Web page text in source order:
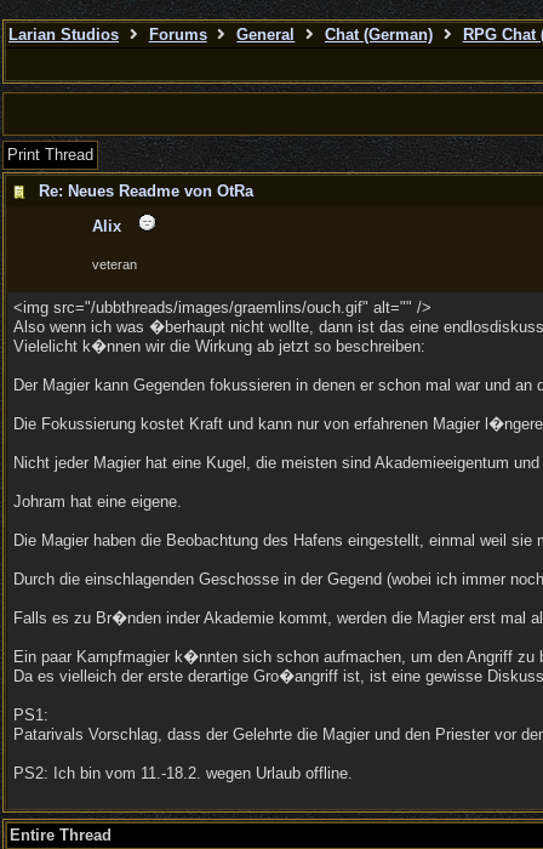
Larian Studios Forums General Chat (German) RPG Chat
Print Thread
Re: Neues Readme von OtRa
Alix
veteran
<img src="/ubbthreads/images/graemlins/ouch.gif" alt="" />
Also wenn ich was �berhaupt nicht wollte, dann ist das eine
Vielelicht k�nnen wir die Wirkung ab jetzt so beschreiben:
Der Magier kann Gegenden fokussieren in denen er schon mal war und
Die Fokussierung kostet Kraft und kann nur von erfahrenen Magier
Nicht jeder Magier hat eine Kugel, die meisten sind Akademieeigentum
Johram hat eine eigene.
Die Magier haben die Beobachtung des Hafens eingestellt, einmal weil
Durch die einschlagenden Geschosse in der Gegend (wobei ich immer
Falls es zu Br�nden inder Akademie kommt, werden die Magier erst
Ein paar Kampfmagier k�nnten sich schon aufmachen, um den Angriff
Da es vielleich der erste derartige Gro�angriff ist, ist eine gewisse
PS1:
Patarivals Vorschlag, dass der Gelehrte die Magier und den Priester vor
PS2: Ich bin vom 11.-18.2. wegen Urlaub offline.
Entire Thread